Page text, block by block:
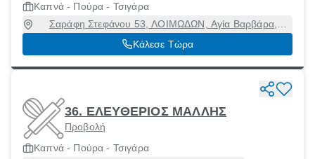
Καπνά - Πούρα - Τσιγάρα
Σαράφη Στεφάνου 53, ΛΟΙΜΩΔΩΝ, Αγία Βαρβάρα,
Αττική, 12351
Κάλεσε Τώρα
36. ΕΛΕΥΘΕΡΙΟΣ ΜΑΛΛΗΣ
Προβολή
Καπνά - Πούρα - Τσιγάρα